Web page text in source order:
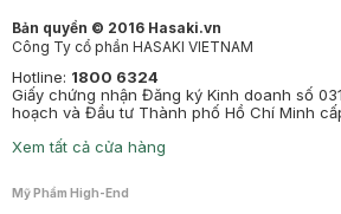
Bản quyền © 2016 Hasaki.vn
Công Ty cổ phần HASAKI VIETNAM
Hotline: 1800 6324
Giấy chứng nhận Đăng ký Kinh doanh số
hoạch và Đầu tư Thành phố Hồ Chí Minh
Xem tất cả cửa hàng
Mỹ Phẩm High-End